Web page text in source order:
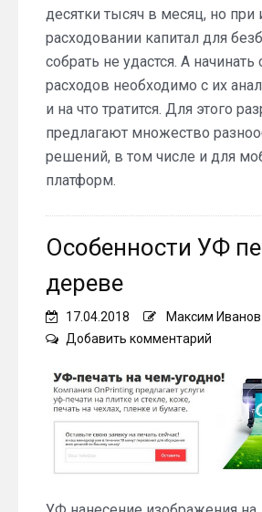
личных
десятки тысяч в месяц, но
расходовании капитал для
собрать не удастся. А
расходов необходимо с их
и на что тратится. Для этого
предлагают множество
решений, в том числе и для
платформ.
Особенности УФ
дереве
17.04.2018 Максим Иванов
Добавить комментарий
УФ
печати
дереве